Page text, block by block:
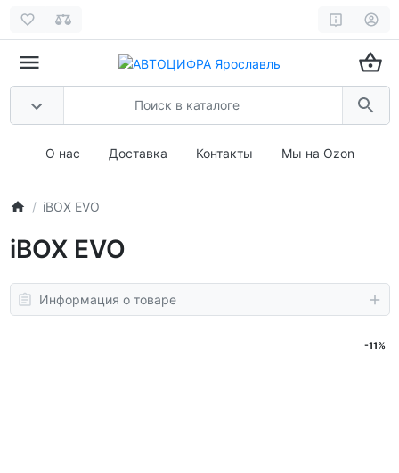
О нас Доставка Контакты Мы на Ozon
iBOX EVO
iBOX EVO
Информация о товаре
-11%